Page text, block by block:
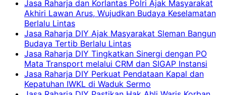
Jasa Raharja dan Korlantas Polri Ajak Masyarakat
Akhiri Lawan Arus, Wujudkan Budaya Keselamatan
Berlalu Lintas
Jasa Raharja DIY Ajak Masyarakat Sleman Bangun
Budaya Tertib Berlalu Lintas
Jasa Raharja DIY Tingkatkan Sinergi dengan PO
Mata Transport melalui CRM dan SIGAP Instansi
Jasa Raharja DIY Perkuat Pendataan Kapal dan
Kepatuhan IWKL di Waduk Sermo